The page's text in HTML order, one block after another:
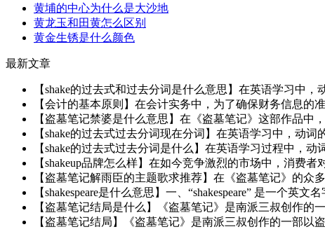
黄埔的中心为什么是大沙地
黄龙玉和田黄怎么区别
黄金生锈是什么颜色
最新文章
【shake的过去式和过去分词是什么意思】在英语学习中
【会计的基本原则】在会计实务中，为了确保财务信息
【盗墓笔记禁婆是什么意思】在《盗墓笔记》这部作品中
【shake的过去式过去分词现在分词】在英语学习中，动
【shake的过去式过去分词是什么】在英语学习过程中，
【shakeup品牌怎么样】在如今竞争激烈的市场中，消费
【盗墓笔记解雨臣的主题歌求推荐】在《盗墓笔记》的
【shakespeare是什么意思】一、“shakespeare” 是一个英
【盗墓笔记结局是什么】《盗墓笔记》是南派三叔创作
【盗墓笔记结局】《盗墓笔记》是南派三叔创作的一部以